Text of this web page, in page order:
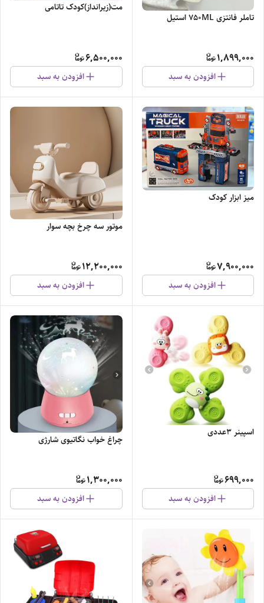
تاملر فانتزی 750ML استیل
1,899,000
افزودن به سبد
مت(زیرانداز)کودک تاتامی
6,500,000
افزودن به سبد
میز ابزار کودک
7,900,000
افزودن به سبد
موتور سه چرخ بچه سوار
12,200,000
افزودن به سبد
اسپینر ۳عددی
699,000
افزودن به سبد
چراغ خواب نگاتیوی شارژی
1,300,000
افزودن به سبد